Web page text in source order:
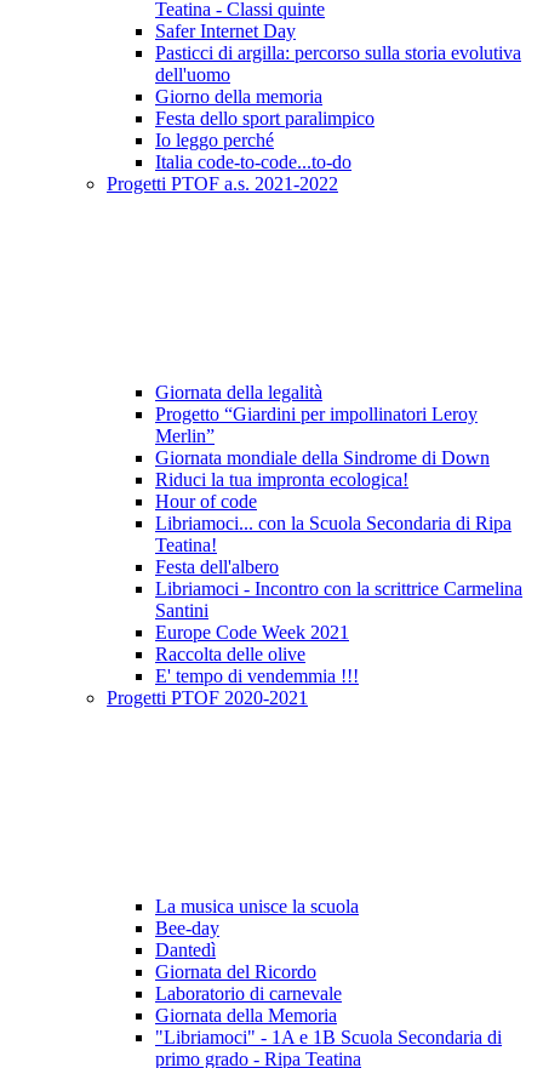
Teatina - Classi quinte
Safer Internet Day
Pasticci di argilla: percorso sulla storia evolutiva
dell'uomo
Giorno della memoria
Festa dello sport paralimpico
Io leggo perché
Italia code-to-code...to-do
Progetti PTOF a.s. 2021-2022
Giornata della legalità
Progetto “Giardini per impollinatori Leroy
Merlin”
Giornata mondiale della Sindrome di Down
Riduci la tua impronta ecologica!
Hour of code
Libriamoci... con la Scuola Secondaria di Ripa
Teatina!
Festa dell'albero
Libriamoci - Incontro con la scrittrice Carmelina
Santini
Europe Code Week 2021
Raccolta delle olive
E' tempo di vendemmia !!!
Progetti PTOF 2020-2021
La musica unisce la scuola
Bee-day
Dantedì
Giornata del Ricordo
Laboratorio di carnevale
Giornata della Memoria
"Libriamoci" - 1A e 1B Scuola Secondaria di
primo grado - Ripa Teatina